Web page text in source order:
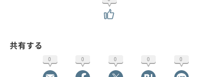
共有する
0 0 0 0 0